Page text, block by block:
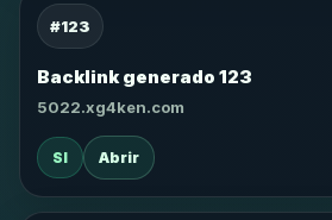
#123
Backlink generado 123
5022.xg4ken.com
SI Abrir